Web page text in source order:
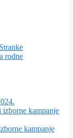
rodne
kampanje
kampanje